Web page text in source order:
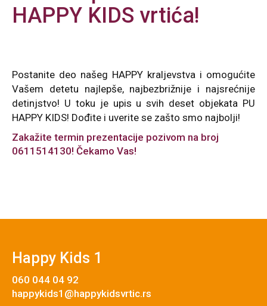
HAPPY KIDS vrtića!
Postanite deo našeg HAPPY kraljevstva i omogućite
Vašem detetu najlepše, najbezbrižnije i najsrećnije
detinjstvo! U toku je upis u svih deset objekata PU
HAPPY KIDS! Dođite i uverite se zašto smo najbolji!
Zakažite termin prezentacije pozivom na broj
0611514130! Čekamo Vas!
Happy Kids 1
060 044 04 92
happykids1@happykidsvrtic.rs